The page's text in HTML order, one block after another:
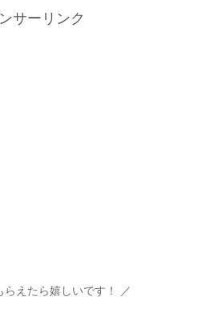
サーリンク
らえたら嬉しいです！